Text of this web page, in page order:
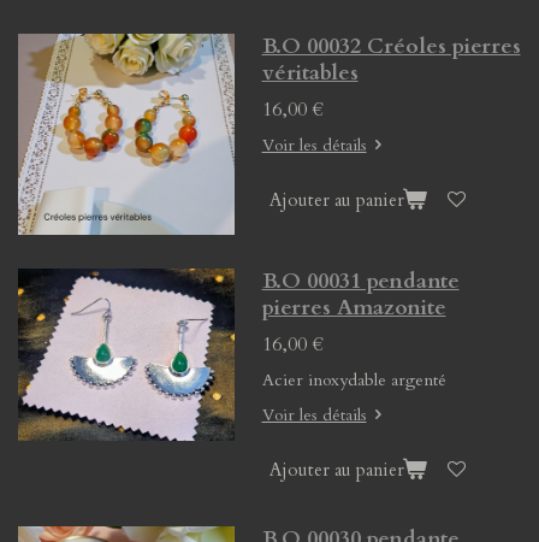
B.O 00032 Créoles pierres
véritables
16,00 €
Voir les détails
Ajouter au panier
B.O 00031 pendante
pierres Amazonite
16,00 €
Acier inoxydable argenté
Voir les détails
Ajouter au panier